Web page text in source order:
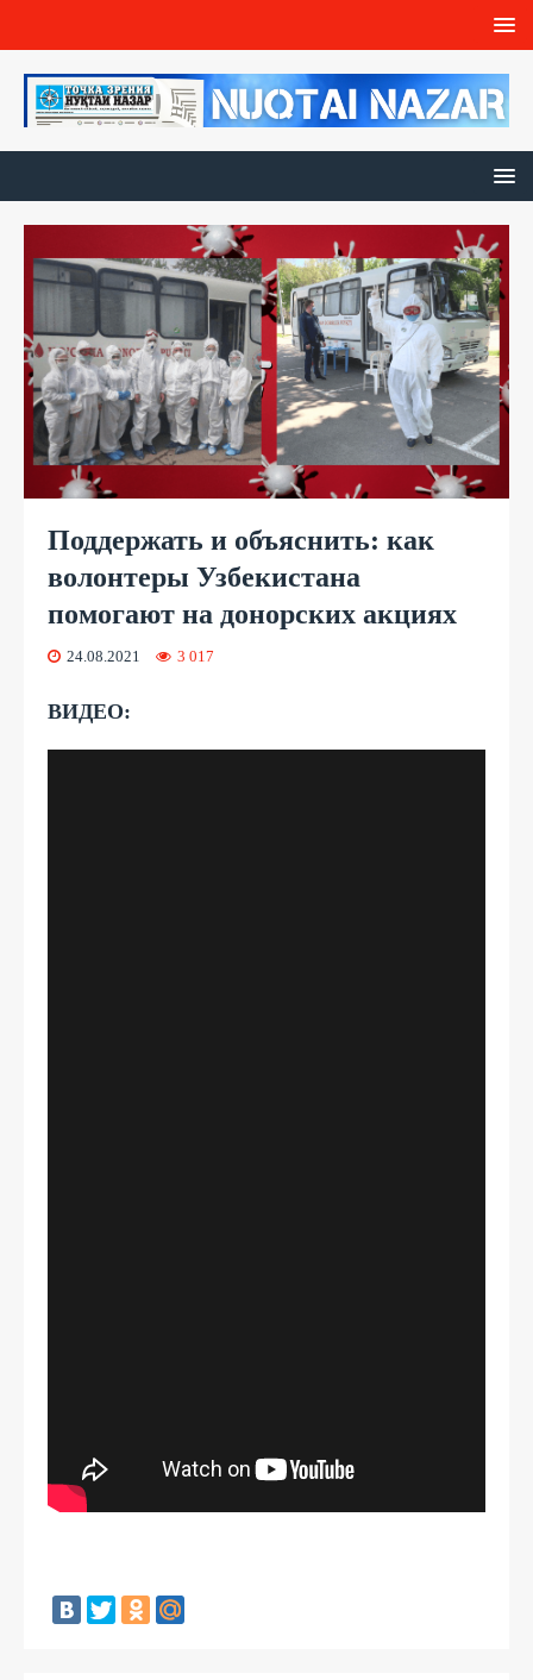
Поддержать и объяснить: как
волонтеры Узбекистана
помогают на донорских акциях
24.08.2021 3 017
ВИДЕО: